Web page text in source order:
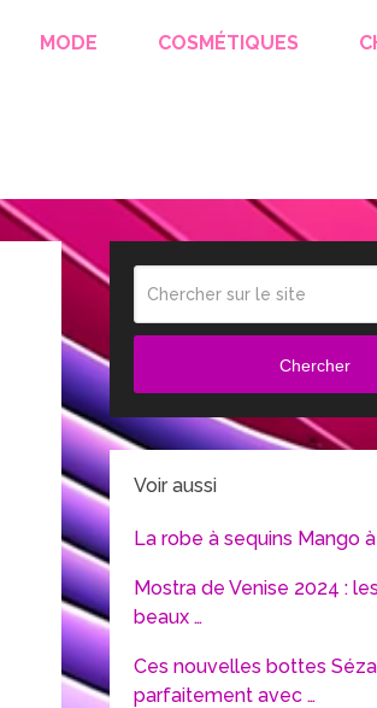
MODE COSMÉTIQUES
Chercher
Voir aussi
La robe à sequins Mango
Mostra de Venise 2024 :
beaux …
Ces nouvelles bottes
parfaitement avec …